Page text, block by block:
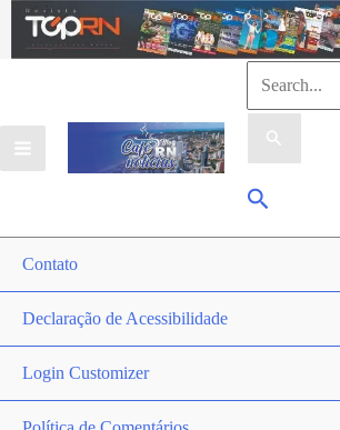
Pesquisar
por:
Pesquisar
Contato
Declaração de Acessibilidade
Login Customizer